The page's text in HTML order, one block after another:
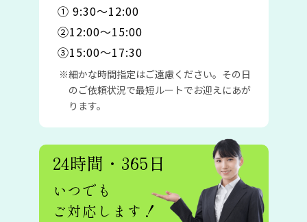
① 9:30〜12:00
②12:00〜15:00
③15:00〜17:30
細かな時間指定はご遠慮ください。その日
のご依頼状況で最短ルートでお迎えにあが
ります。
24時間・365日
いつでも
ご対応します！